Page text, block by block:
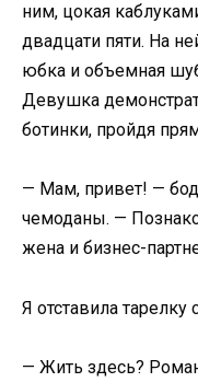
ним, цокая
двадцати пяти. На
юбка и объемная
Девушка
ботинки, пройдя
— Мам, привет! —
чемоданы. —
жена и бизнес-
Я отставила
— Жить здесь?